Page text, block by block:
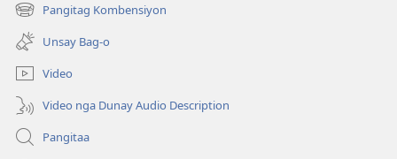
ug
bag-
ong
window)
Pangitag Kombensiyon
(mo-
open
ug
bag-
ong
window)
Unsay Bag-o
Video
Video nga Dunay Audio Description
Pangitaa